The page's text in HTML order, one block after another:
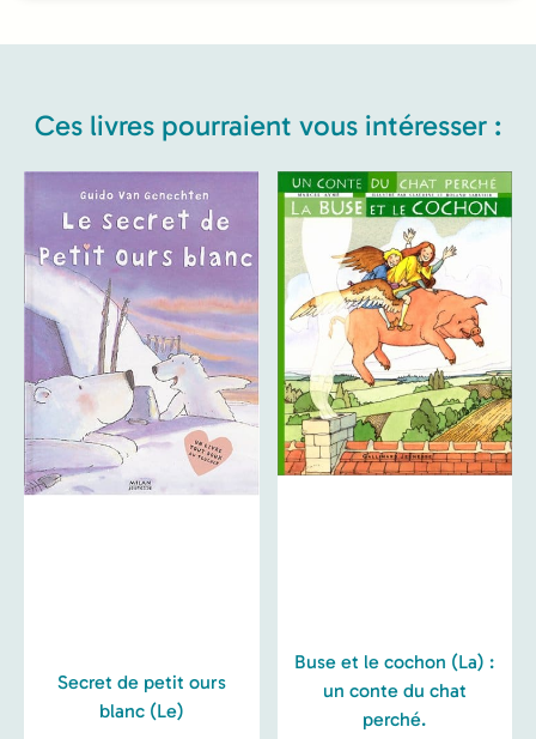
Ces livres pourraient vous intéresser :
Secret de petit ours
blanc (Le)
Buse et le cochon (La) :
un conte du chat
perché.